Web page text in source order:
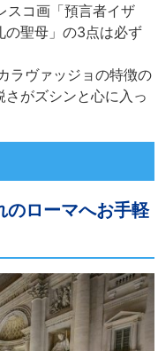
スコ画「預言者イザ
の聖母」の3点は必ず
ラヴァッジョの特徴の
がズシンと心に入っ
のローマへお手軽